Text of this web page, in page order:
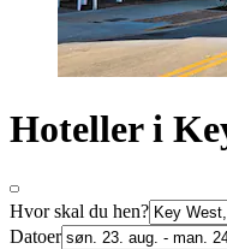
Hoteller i
Hvor skal du hen?
Datoer